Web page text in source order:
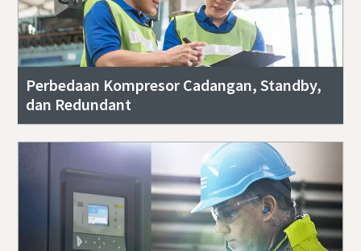
Perbedaan Kompresor Cadangan, Standby,
dan Redundant